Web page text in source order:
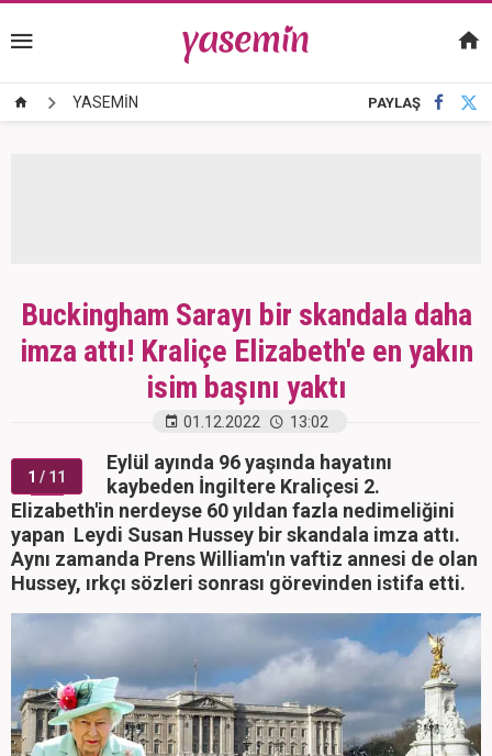
YASEMİN PAYLAŞ
Buckingham Sarayı bir skandala daha
imza attı! Kraliçe Elizabeth'e en yakın
isim başını yaktı
01.12.2022 13:02
1 / 11
Eylül ayında 96 yaşında hayatını
kaybeden İngiltere Kraliçesi 2.
Elizabeth'in nerdeyse 60 yıldan fazla nedimeliğini
yapan Leydi Susan Hussey bir skandala imza attı.
Aynı zamanda Prens William'ın vaftiz annesi de olan
Hussey, ırkçı sözleri sonrası görevinden istifa etti.